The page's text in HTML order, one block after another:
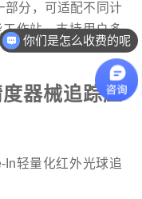
部分，可适配不同计
作站，支持用户多
器械追踪应
In轻量化红外光球追
你们是怎么收费的呢